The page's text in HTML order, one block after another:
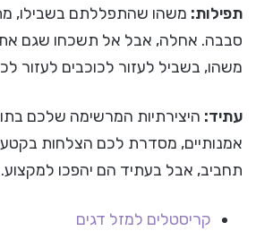
תפילות: משהו שהתפללתם בשבילו,
סבבה. אחלה, אבל אל תשכחו שגם אתם
משהו, בשביל לעזור לכוכבים לעזור
עתיד: היצירתיות המרשימה שלכם
אמנותיים, מסדרת לכם הצלחות
תחביב, אבל בעתיד הם יהפכו למקצוע.
קריסטלים למזל דגים